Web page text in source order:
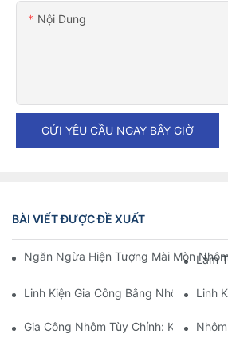
Nội Dung
GỬI YÊU CẦU NGAY BÂY GIỜ
BÀI VIẾT ĐƯỢC ĐỀ XUẤT
Ngăn Ngừa Hiện Tượng Mài Mòn Làm
Linh Kiện Gia Công Bằng Nhôm: Tùy
Linh
Gia Công Nhôm Tùy Chỉnh: Khám